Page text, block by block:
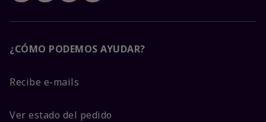
¿CÓMO PODEMOS AYUDAR?
Recibe e-mails
Ver estado del pedido